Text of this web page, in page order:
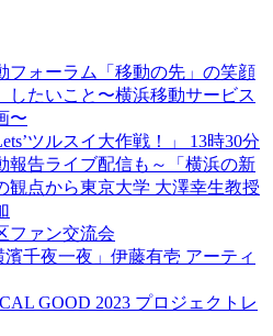
フォーラム「移動の先」の笑顔
したいこと〜横浜移動サービス
〜
ツルスイ大作戦！」 13時30分
報告ライブ配信も～「横浜の新
観点から東京大学 大澤幸生教授
ファン交流会
濱千夜一夜」伊藤有壱 アーティ
GOOD 2023 プロジェクトレ